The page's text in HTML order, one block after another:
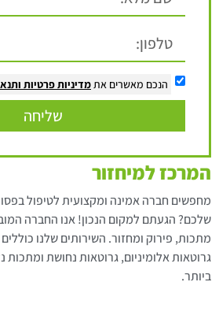
הנכם מאשרים אתמדיניות פרטיות
שליחה
המרכז למיחזור
מחפשים חברה אמינה ומקצועית לטיפול
שלכם? הגעתם למקום הנכון! אנו החברה
מתכות, פירוק ומחזור. השירותים שלנו
גרוטאות אלומיניום, גרוטאות נחושת ומתכות
ביותר.